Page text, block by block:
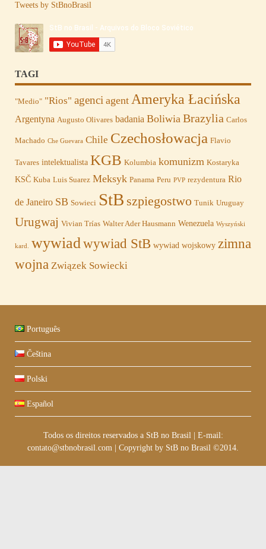
Tweets by StBnoBrasil
TAGI
"Medio" "Rios" agenci agent Ameryka Łacińska
Argentyna Augusto Olivares badania Boliwia Brazylia Carlos
Machado Che Guevara Chile Czechosłowacja Flavio
Tavares intelektualista KGB Kolumbia komunizm Kostaryka
KSČ Kuba Luis Suarez Meksyk Panama Peru PVP rezydentura Rio
de Janeiro SB Sowieci StB szpiegostwo Tunik Uruguay
Urugwaj Vivian Trías Walter Ader Hausmann Wenezuela Wyszyński
kard. wywiadwywiad StB wywiad wojskowy zimna
wojna Związek Sowiecki
Português
Čeština
Polski
Español
Todos os direitos reservados a StB no Brasil
E-mail:
contato@stbnobrasil.com
Copyright by StB no Brasil ©2014.